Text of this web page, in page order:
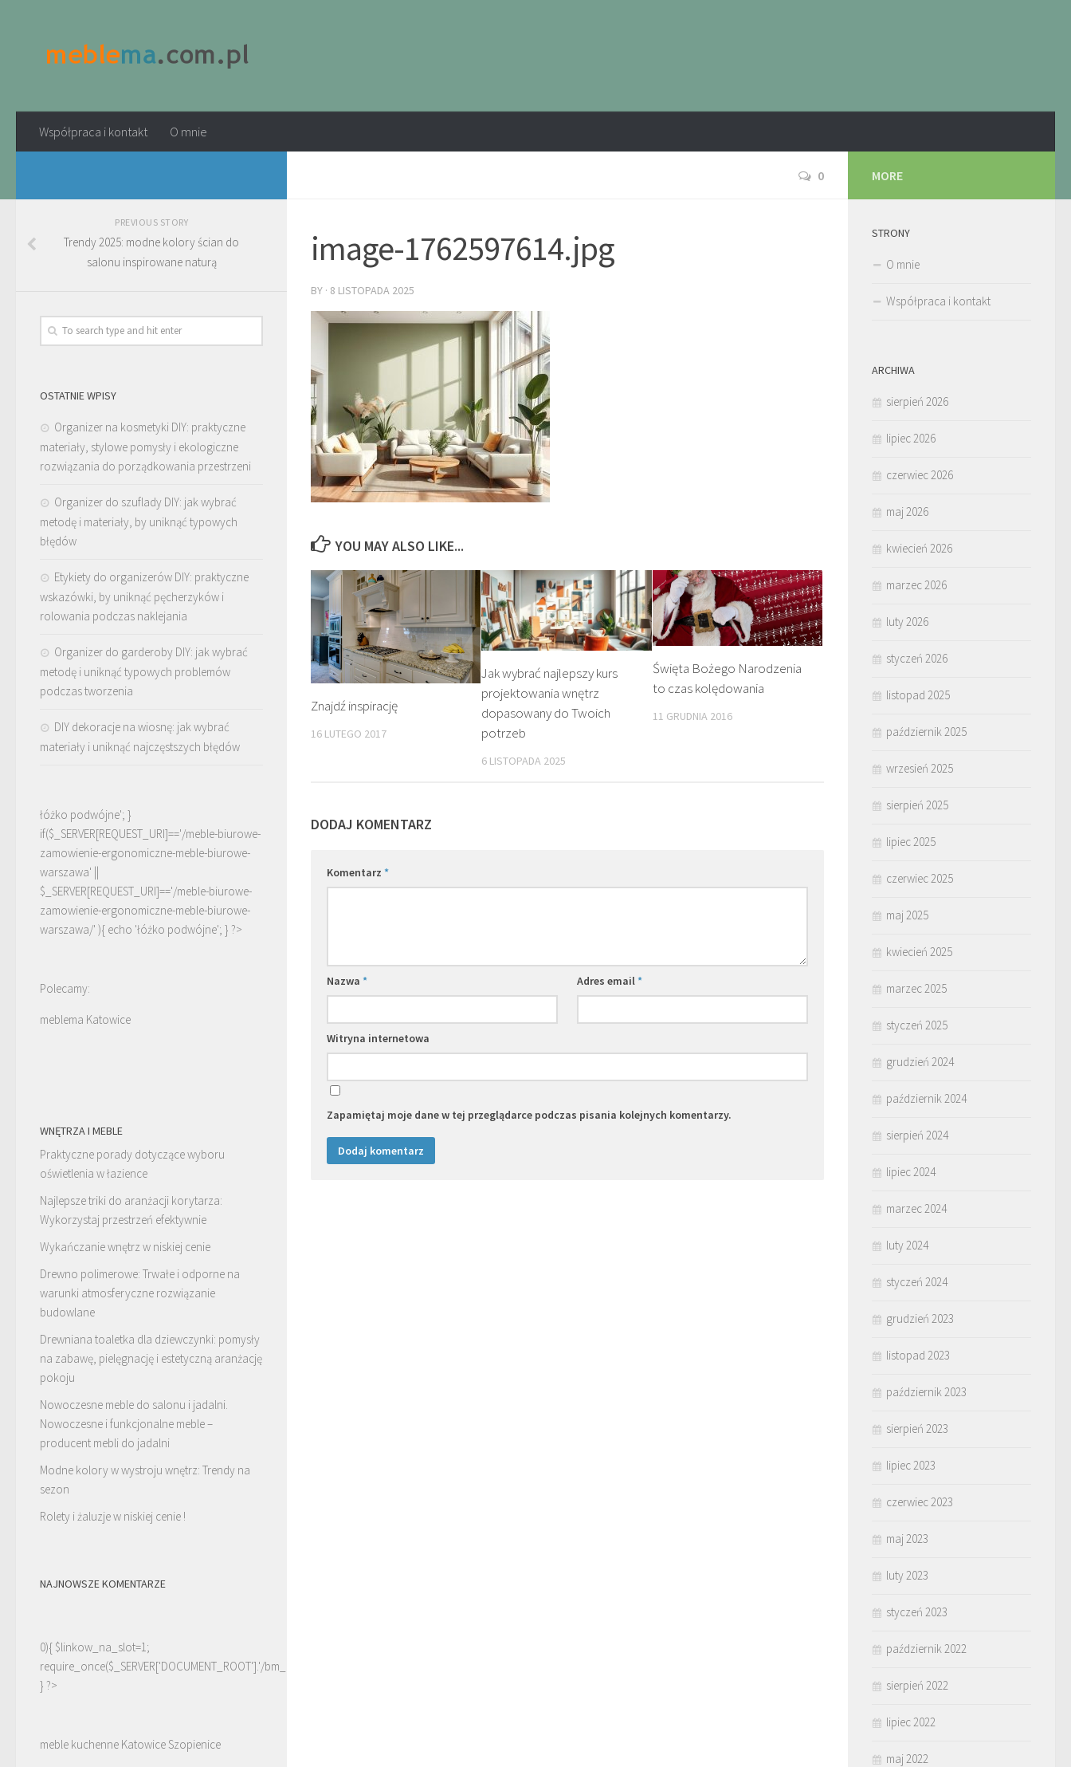
Współpraca i kontakt O mnie
0
image-1762597614.jpg
BY · 8 LISTOPADA 2025
YOU MAY ALSO LIKE...
Znajdź inspirację
16 LUTEGO 2017
Jak wybrać najlepszy kurs
projektowania wnętrz
dopasowany do Twoich
potrzeb
6 LISTOPADA 2025
Święta Bożego Narodzenia
to czas kolędowania
11 GRUDNIA 2016
DODAJ KOMENTARZ
Komentarz *
Nazwa * Adres email*
Witryna internetowa
Zapamiętaj moje dane w tej przeglądarce podczas pisania kolejnych komentarzy.
PREVIOUS STORY
Trendy 2025: modne kolory ścian do
salonu inspirowane naturą
OSTATNIE WPISY
Organizer na kosmetyki DIY: praktyczne
materiały, stylowe pomysły i ekologiczne
rozwiązania do porządkowania przestrzeni
Organizer do szuflady DIY: jak wybrać
metodę i materiały, by uniknąć typowych
błędów
Etykiety do organizerów DIY: praktyczne
wskazówki, by uniknąć pęcherzyków i
rolowania podczas naklejania
Organizer do garderoby DIY: jak wybrać
metodę i uniknąć typowych problemów
podczas tworzenia
DIY dekoracje na wiosnę: jak wybrać
materiały i uniknąć najczęstszych błędów
łóżko podwójne'; }
if($_SERVER[REQUEST_URI]=='/meble-biurowe-
zamowienie-ergonomiczne-meble-biurowe-
warszawa' ||
$_SERVER[REQUEST_URI]=='/meble-biurowe-
zamowienie-ergonomiczne-meble-biurowe-
warszawa/' ){ echo 'łóżko podwójne'; } ?>
Polecamy:
meblema Katowice
WNĘTRZA I MEBLE
Praktyczne porady dotyczące wyboru
oświetlenia w łazience
Najlepsze triki do aranżacji korytarza:
Wykorzystaj przestrzeń efektywnie
Wykańczanie wnętrz w niskiej cenie
Drewno polimerowe: Trwałe i odporne na
warunki atmosferyczne rozwiązanie
budowlane
Drewniana toaletka dla dziewczynki: pomysły
na zabawę, pielęgnację i estetyczną aranżację
pokoju
Nowoczesne meble do salonu i jadalni.
Nowoczesne i funkcjonalne meble –
producent mebli do jadalni
Modne kolory w wystroju wnętrz: Trendy na
sezon
Rolety i żaluzje w niskiej cenie !
NAJNOWSZE KOMENTARZE
0){ $linkow_na_slot=1;
require_once($_SERVER['DOCUMENT_ROOT'].'/bm_linki.php');
} ?>
meble kuchenne Katowice Szopienice
MORE
STRONY
O mnie
Współpraca i kontakt
ARCHIWA
sierpień 2026
lipiec 2026
czerwiec 2026
maj 2026
kwiecień 2026
marzec 2026
luty 2026
styczeń 2026
listopad 2025
październik 2025
wrzesień 2025
sierpień 2025
lipiec 2025
czerwiec 2025
maj 2025
kwiecień 2025
marzec 2025
styczeń 2025
grudzień 2024
październik 2024
sierpień 2024
lipiec 2024
marzec 2024
luty 2024
styczeń 2024
grudzień 2023
listopad 2023
październik 2023
sierpień 2023
lipiec 2023
czerwiec 2023
maj 2023
luty 2023
styczeń 2023
październik 2022
sierpień 2022
lipiec 2022
maj 2022